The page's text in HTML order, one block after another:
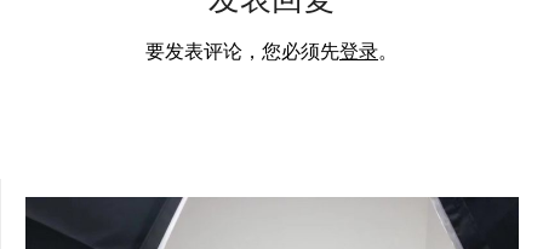
要发表评论，您必须先登录。